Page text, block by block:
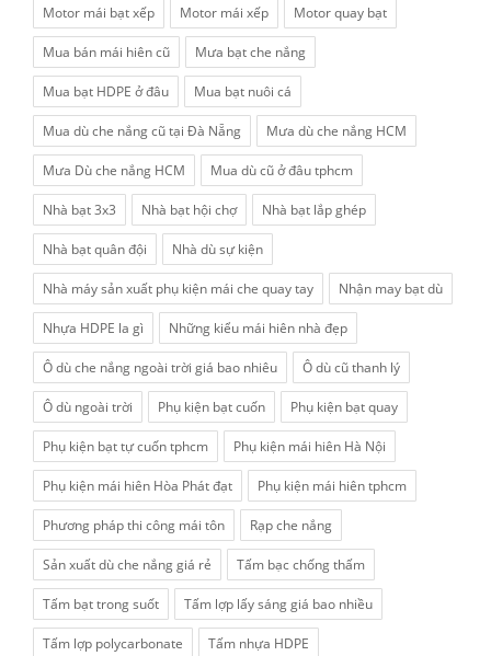
Motor mái bạt xếp Motor mái xếp Motor quay bạt
Mua bán mái hiên cũ Mưa bạt che nắng
Mua bạt HDPE ở đâu Mua bạt nuôi cá
Mua dù che nắng cũ tại Đà Nẵng Mưa dù che nắng HCM
Mưa Dù che nắng HCM Mua dù cũ ở đâu tphcm
Nhà bạt 3x3 Nhà bạt hội chợ Nhà bạt lắp ghép
Nhà bạt quân đội Nhà dù sự kiện
Nhà máy sản xuất phụ kiện mái che quay tay Nhận may bạt dù
Nhựa HDPE la gì Những kiểu mái hiên nhà đẹp
Ô dù che nắng ngoài trời giá bao nhiêu Ô dù cũ thanh lý
Ô dù ngoài trời Phụ kiện bạt cuốn Phụ kiện bạt quay
Phụ kiện bạt tự cuốn tphcm Phụ kiện mái hiên Hà Nội
Phụ kiện mái hiên Hòa Phát đạt Phụ kiện mái hiên tphcm
Phương pháp thi công mái tôn Rạp che nắng
Sản xuất dù che nắng giá rẻ Tấm bạc chống thấm
Tấm bạt trong suốt Tấm lợp lấy sáng giá bao nhiều
Tấm lợp polycarbonate Tấm nhựa HDPE